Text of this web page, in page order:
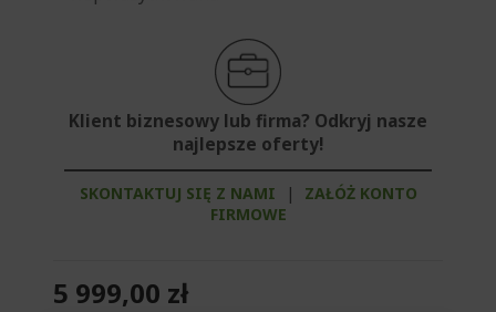
Klient biznesowy lub firma? Odkryj nasze
najlepsze oferty!
SKONTAKTUJ SIĘ Z NAMI |
ZAŁÓŻ KONTO
FIRMOWE
5 999,00 zł